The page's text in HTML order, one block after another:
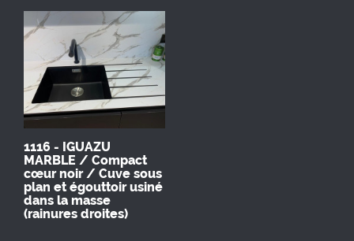
1116 - IGUAZU
MARBLE / Compact
cœur noir / Cuve sous
plan et égouttoir usiné
dans la masse
(rainures droites)